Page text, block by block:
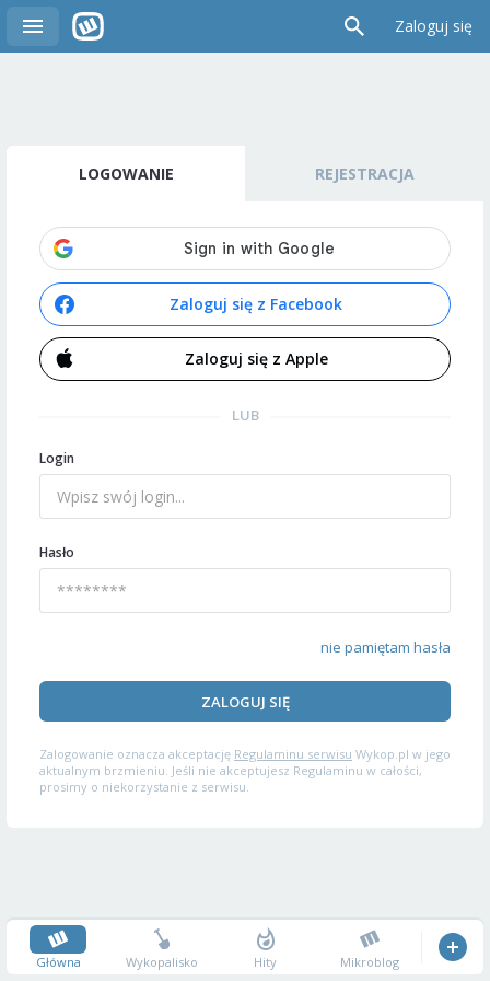
Zaloguj się
LOGOWANIE REJESTRACJA
Zaloguj się z Facebook
Zaloguj się z Apple
LUB
Login
Hasło
nie pamiętam hasła
ZALOGUJ SIĘ
Zalogowanie oznacza akceptację Regulaminu serwisu Wykop.pl w jego
aktualnym brzmieniu. Jeśli nie akceptujesz Regulaminu w całości,
prosimy o niekorzystanie z serwisu.
Główna Wykopalisko Hity Mikroblog